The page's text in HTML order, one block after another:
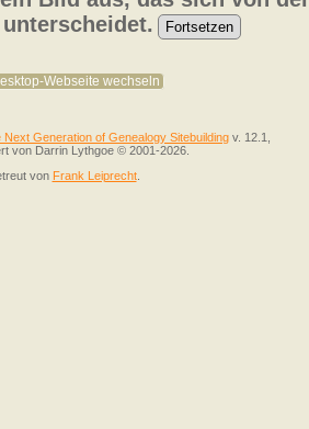
Webseite wechseln
Next Generation of Genealogy Sitebuilding v. 12.1,
von Darrin Lythgoe © 2001-2026.
von Frank Leiprecht.